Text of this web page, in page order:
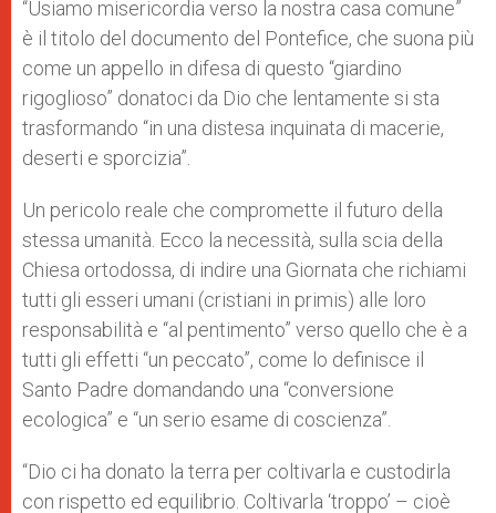
“Usiamo misericordia verso la nostra casa comune”
è il titolo del documento del Pontefice, che suona più
come un appello in difesa di questo “giardino
rigoglioso” donatoci da Dio che lentamente si sta
trasformando “in una distesa inquinata di macerie,
deserti e sporcizia”.
Un pericolo reale che compromette il futuro della
stessa umanità. Ecco la necessità, sulla scia della
Chiesa ortodossa, di indire una Giornata che richiami
tutti gli esseri umani (cristiani in primis) alle loro
responsabilità e “al pentimento” verso quello che è a
tutti gli effetti “un peccato”, come lo definisce il
Santo Padre domandando una “conversione
ecologica” e “un serio esame di coscienza”.
“Dio ci ha donato la terra per coltivarla e custodirla
con rispetto ed equilibrio. Coltivarla ‘troppo’ – cioè